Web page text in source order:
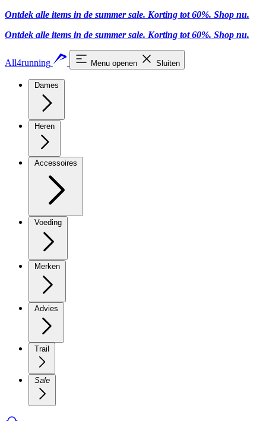
Ontdek alle items in de summer sale. Korting tot 60%. Shop nu.
Ontdek alle items in de summer sale. Korting tot 60%. Shop nu.
All4running Menu openen Sluiten
Dames
Heren
Accessoires
Voeding
Merken
Advies
Trail
Sale